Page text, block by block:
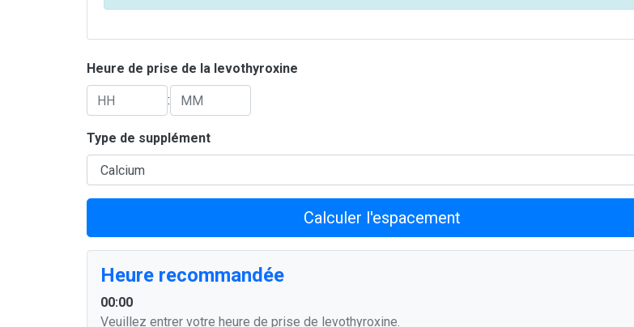
Heure de prise de la levothyroxine
:
Type de supplément
Calculer l'espacement
Heure recommandée
00:00
Veuillez entrer votre heure de prise de levothyroxine.